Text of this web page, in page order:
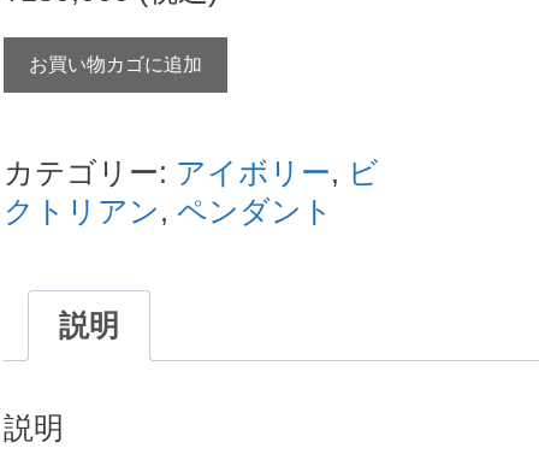
ビ
ク
リ
ア
薔
ペ
ダ
お買い物カゴに追加
カテゴリー: アイボリー, ビ
クトリアン, ペンダント
説明
説明